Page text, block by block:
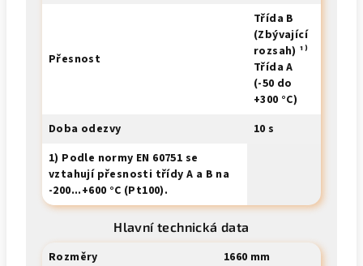
Přesnost
Třída B
(Zbývající
rozsah) ¹⁾
Třída A
(-50 do
+300 °C)
Doba odezvy
10 s
1) Podle normy EN 60751 se
vztahují přesnosti třídy A a B na
-200...+600 °C (Pt100).
Hlavní technická data
Rozměry
1660 mm